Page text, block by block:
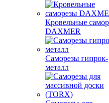
Кровельные
DAXMER
Саморезы гипрок-
металл